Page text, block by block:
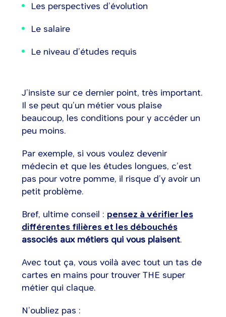
Les perspectives d’évolution
Le salaire
Le niveau d’études requis
J’insiste sur ce dernier point, très important.
Il se peut qu’un métier vous plaise
beaucoup, les conditions pour y accéder un
peu moins.
Par exemple, si vous voulez devenir
médecin et que les études longues, c’est
pas pour votre pomme, il risque d’y avoir un
petit problème.
Bref, ultime conseil : pensez à vérifier les
différentes filières et les débouchés
associés aux métiers qui vous plaisent.
Avec tout ça, vous voilà avec tout un tas de
cartes en mains pour trouver THE super
métier qui claque.
N’oubliez pas :